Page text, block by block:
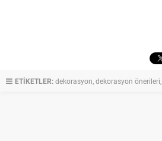
ETİKETLER:dekorasyon,dekorasyon önerileri,